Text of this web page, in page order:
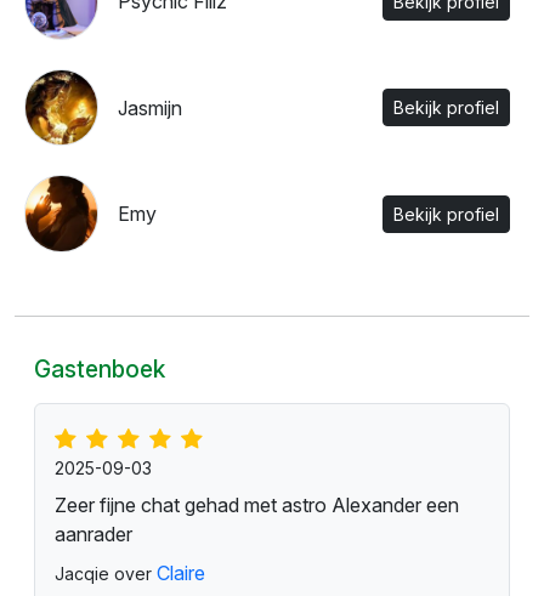
Jasmijn Bekijk profiel
Emy Bekijk profiel
Gastenboek
2025-09-03
Zeer fijne chat gehad met astro Alexander een
aanrader
Jacqie over Claire